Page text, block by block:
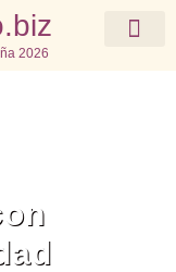
2026